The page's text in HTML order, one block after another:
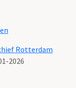
Rotterdam
2026